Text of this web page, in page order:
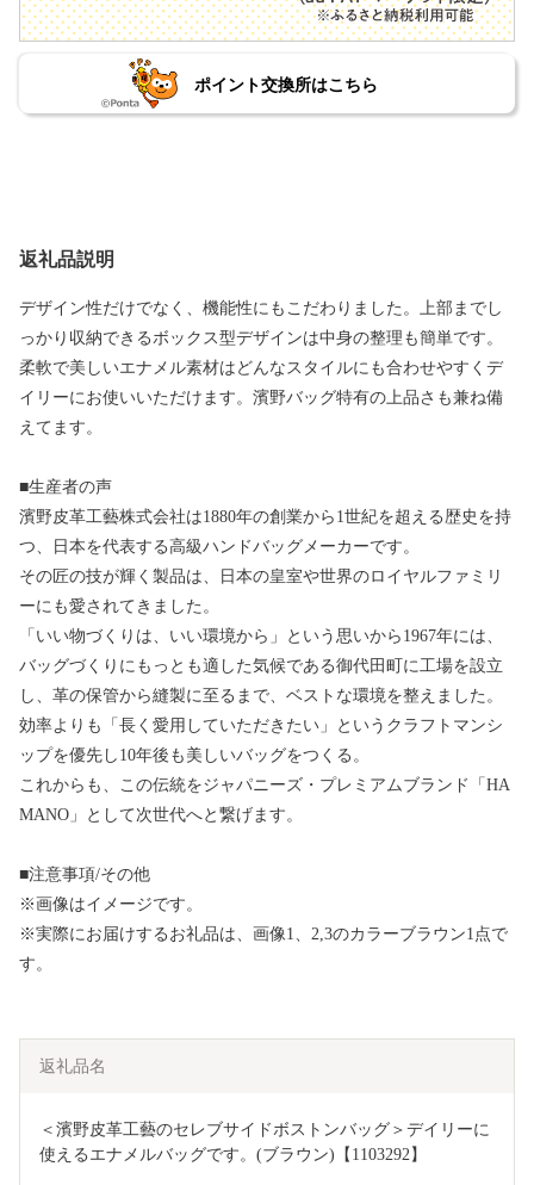
ポイント交換所はこちら
返礼品説明
デザイン性だけでなく、機能性にもこだわりました。上部までし
っかり収納できるボックス型デザインは中身の整理も簡単です。
柔軟で美しいエナメル素材はどんなスタイルにも合わせやすくデ
イリーにお使いいただけます。濱野バッグ特有の上品さも兼ね備
えてます。
■生産者の声
濱野皮革工藝株式会社は1880年の創業から1世紀を超える歴史を持
つ、日本を代表する高級ハンドバッグメーカーです。
その匠の技が輝く製品は、日本の皇室や世界のロイヤルファミリ
ーにも愛されてきました。
「いい物づくりは、いい環境から」という思いから1967年には、
バッグづくりにもっとも適した気候である御代田町に工場を設立
し、革の保管から縫製に至るまで、ベストな環境を整えました。
効率よりも「長く愛用していただきたい」というクラフトマンシ
ップを優先し10年後も美しいバッグをつくる。
これからも、この伝統をジャパニーズ・プレミアムブランド「HA
MANO」として次世代へと繋げます。
■注意事項/その他
※画像はイメージです。
※実際にお届けするお礼品は、画像1、2,3のカラーブラウン1点で
す。
返礼品名
＜濱野皮革工藝のセレブサイドボストンバッグ＞デイリーに
使えるエナメルバッグです。(ブラウン)【1103292】